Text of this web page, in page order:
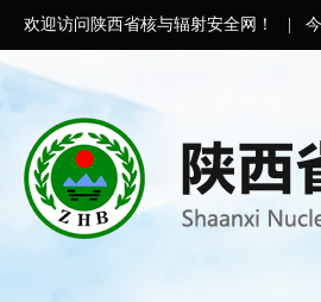
欢迎访问陕西省核与辐射安全网！